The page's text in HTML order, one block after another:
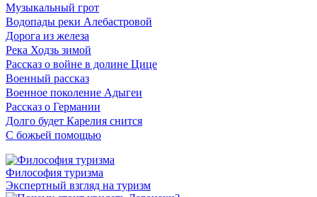
Музыкальный грот
Водопады реки Алебастровой
Дорога из железа
Река Ходзь зимой
Рассказ о войне в долине Цице
Военный рассказ
Военное поколение Адыгеи
Рассказ о Германии
Долго будет Карелия снится
С божьей помощью
Философия туризма
Экспертный взгляд на туризм